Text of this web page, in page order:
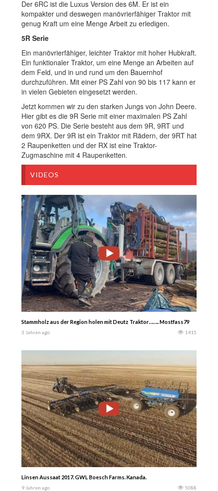
Der 6RC ist die Luxus Version des 6M. Er ist ein
kompakter und deswegen manövrierfähiger Traktor mit
genug Kraft um eine Menge Arbeit zu erledigen.
5R Serie
Ein manövrierfähiger, leichter Traktor mit hoher Hubkraft.
Ein funktionaler Traktor, um eine Menge an Arbeiten auf
dem Feld, und in und rund um den Bauernhof
durchzuführen. Mit einer PS Zahl von 90 bis 117 kann er
in vielen Gebieten eingesetzt werden.
Jetzt kommen wir zu den starken Jungs von John Deere.
Hier gibt es die 9R Serie mit einer maximalen PS Zahl
von 620 PS. Die Serie besteht aus dem 9R, 9RT und
dem 9RX. Der 9R ist ein Traktor mit Rädern, der 9RT hat
2 Raupenketten und der RX ist eine Traktor-
Zugmaschine mit 4 Raupenketten.
VIDEOS
Stammholz aus der Region holen mit Deutz Traktor…….. Mostfass79
3 Jahren ago 1415
Linsen Aussaat 2017. GWL Boesch Farms. Kanada.
9 Jahren ago 5088